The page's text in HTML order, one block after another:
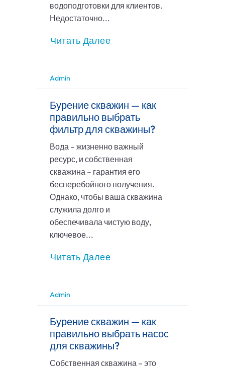
водоподготовки для клиентов.
Недостаточно...
Читать Далее
Admin
Бурение скважин — как
правильно выбрать
фильтр для скважины?
Вода – жизненно важный
ресурс, и собственная
скважина – гарантия его
бесперебойного получения.
Однако, чтобы ваша скважина
служила долго и
обеспечивала чистую воду,
ключевое...
Читать Далее
Admin
Бурение скважин — как
правильно выбрать насос
для скважины?
Собственная скважина – это